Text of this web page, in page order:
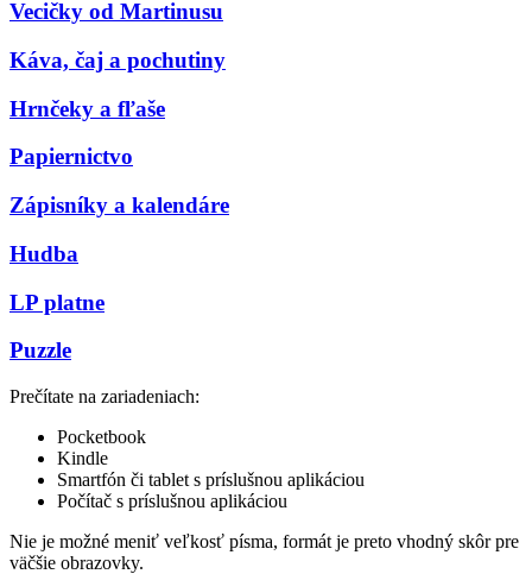
Vecičky od Martinusu
Káva, čaj a pochutiny
Hrnčeky a fľaše
Papiernictvo
Zápisníky a kalendáre
Hudba
LP platne
Puzzle
Prečítate na zariadeniach:
Pocketbook
Kindle
Smartfón či tablet s príslušnou aplikáciou
Počítač s príslušnou aplikáciou
Nie je možné meniť veľkosť písma, formát je preto vhodný skôr pre
väčšie obrazovky.